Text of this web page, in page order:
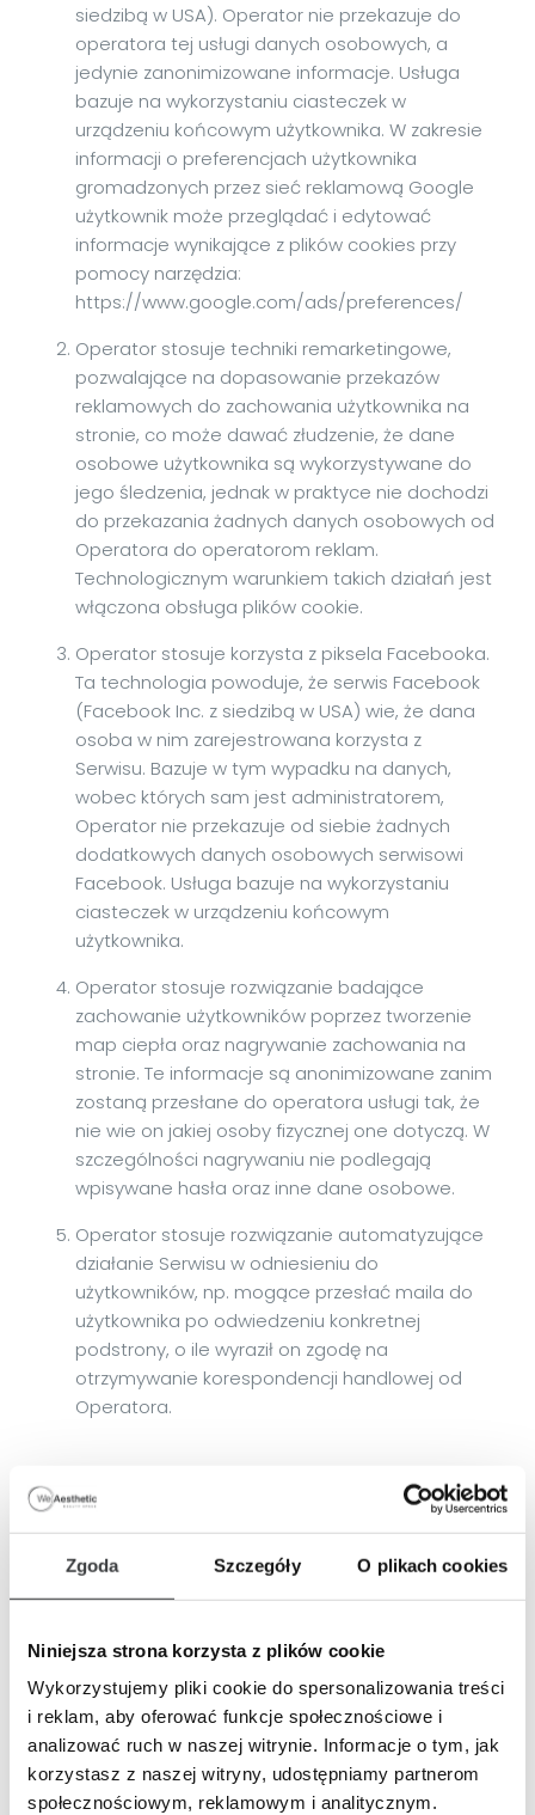
Zgoda Szczegóły O plikach cookies
Niniejsza strona korzysta z plików cookie
Wykorzystujemy pliki cookie do spersonalizowania treści
i reklam, aby oferować funkcje społecznościowe i
analizować ruch w naszej witrynie. Informacje o tym, jak
korzystasz z naszej witryny, udostępniamy partnerom
społecznościowym, reklamowym i analitycznym.
siedzibą w USA). Operator nie przekazuje do
operatora tej usługi danych osobowych, a
jedynie zanonimizowane informacje. Usługa
bazuje na wykorzystaniu ciasteczek w
urządzeniu końcowym użytkownika. W zakresie
informacji o preferencjach użytkownika
gromadzonych przez sieć reklamową Google
użytkownik może przeglądać i edytować
informacje wynikające z plików cookies przy
pomocy narzędzia:
https://www.google.com/ads/preferences/
Operator stosuje techniki remarketingowe,
pozwalające na dopasowanie przekazów
reklamowych do zachowania użytkownika na
stronie, co może dawać złudzenie, że dane
osobowe użytkownika są wykorzystywane do
jego śledzenia, jednak w praktyce nie dochodzi
do przekazania żadnych danych osobowych od
Operatora do operatorom reklam.
Technologicznym warunkiem takich działań jest
włączona obsługa plików cookie.
Operator stosuje korzysta z piksela Facebooka.
Ta technologia powoduje, że serwis Facebook
(Facebook Inc. z siedzibą w USA) wie, że dana
osoba w nim zarejestrowana korzysta z
Serwisu. Bazuje w tym wypadku na danych,
wobec których sam jest administratorem,
Operator nie przekazuje od siebie żadnych
dodatkowych danych osobowych serwisowi
Facebook. Usługa bazuje na wykorzystaniu
ciasteczek w urządzeniu końcowym
użytkownika.
Operator stosuje rozwiązanie badające
zachowanie użytkowników poprzez tworzenie
map ciepła oraz nagrywanie zachowania na
stronie. Te informacje są anonimizowane zanim
zostaną przesłane do operatora usługi tak, że
nie wie on jakiej osoby fizycznej one dotyczą. W
szczególności nagrywaniu nie podlegają
wpisywane hasła oraz inne dane osobowe.
Operator stosuje rozwiązanie automatyzujące
działanie Serwisu w odniesieniu do
użytkowników, np. mogące przesłać maila do
użytkownika po odwiedzeniu konkretnej
podstrony, o ile wyraził on zgodę na
otrzymywanie korespondencji handlowej od
Operatora.
8. Informacja o plikach cookies
Serwis korzysta z plików cookies.
Pliki cookies (tzw. „ciasteczka”) stanowią dane
które przechowywane są w urządzeniu
końcowym Użytkownika Serwisu i przeznaczone
są do korzystania ze stron internetowych
Serwisu. Cookies zazwyczaj zawierają nazwę
strony internetowej, z której pochodzą, czas
przechowywania ich na urządzeniu końcowym